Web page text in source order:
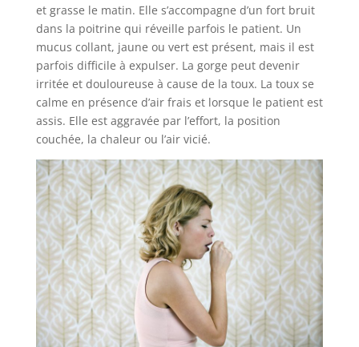
et grasse le matin. Elle s’accompagne d’un fort bruit
dans la poitrine qui réveille parfois le patient. Un
mucus collant, jaune ou vert est présent, mais il est
parfois difficile à expulser. La gorge peut devenir
irritée et douloureuse à cause de la toux. La toux se
calme en présence d’air frais et lorsque le patient est
assis. Elle est aggravée par l’effort, la position
couchée, la chaleur ou l’air vicié.